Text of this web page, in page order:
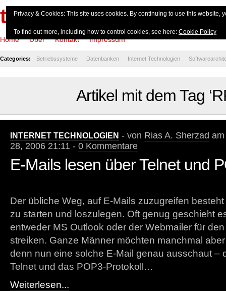
theserverside.de
Home Über Kontakt Impressum
Categories: Betriebssysteme Datenbanken Internet Technologien
Artikel mit dem Tag
INTERNET TECHNOLOGIEN - von Rias A. Sherzad
28, 2006 21:11 - 0 Kommentare
E-Mails lesen über Telnet und
Der übliche Weg, auf E-Mails zuzugreifen
zu starten und loszulegen. Oft genug geschieht
entweder MS Outlook oder der Webmailer für
streiken. Ganze Männer möchten manchmal
denn nun eine solche E-Mail genau ausschaut –
Telnet und das POP3-Protokoll…
Weiterlesen...
Privacy & Cookies: This site uses cookies. By continuing to use this website,
To find out more, including how to control cookies, see here: Cookie Policy